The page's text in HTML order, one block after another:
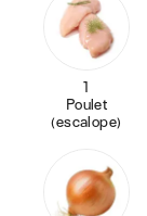
1
Poulet
(escalope)